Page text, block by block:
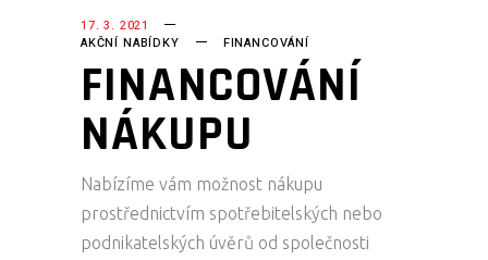
17. 3. 2021
AKČNÍ NABÍDKY
FINANCOVÁNÍ
FINANCOVÁNÍ
NÁKUPU
Nabízíme vám možnost nákupu
prostřednictvím spotřebitelských nebo
podnikatelských úvěrů od společnosti